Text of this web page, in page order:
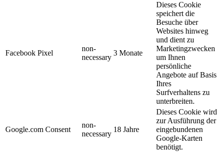
Facebook Pixel
non-
necessary
3 Monate
Dieses Cookie
speichert die
Besuche über
Websites hinweg
und dient zu
Marketingzwecken
um Ihnen
persönliche
Angebote auf Basis
Ihres
Surfverhaltens zu
unterbreiten.
Google.com Consent
non-
necessary
18 Jahre
Dieses Cookie wird
zur Ausführung der
eingebundenen
Google-Karten
benötigt.